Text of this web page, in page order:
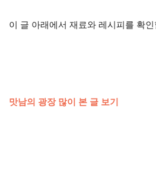
이 글 아래에서 재료와 레시피를 확
맛남의 광장 많이 본 글 보기